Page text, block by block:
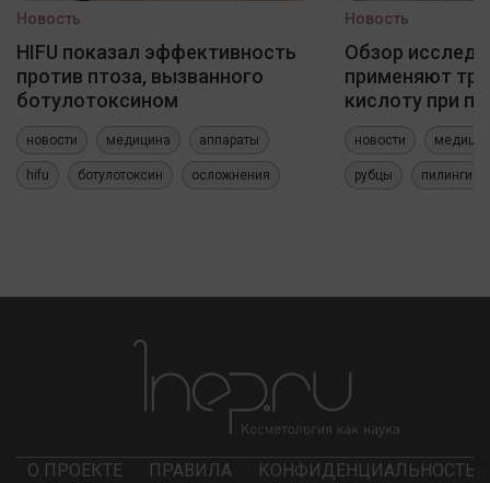
Новость
HIFU показал эффективность
против птоза, вызванного
ботулотоксином
новости медицина аппараты
hifu ботулотоксин осложнения
Новость
Обзор
применяют
кислоту при
новости
рубцы пилинги
О ПРОЕКТЕ ПРАВИЛА КОНФИДЕНЦИАЛЬНОСТЬ